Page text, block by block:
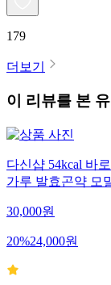
179
더보기
이 리뷰를 본
다신샵 54kcal 바
가루 발효곤약 모
30,000원
20%24,000원